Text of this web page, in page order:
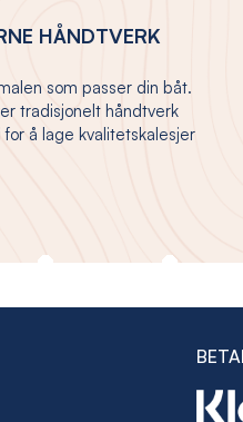
HÅNDTVERK
som passer din båt.
tradisjonelt håndtverk
å lage kvalitetskalesjer